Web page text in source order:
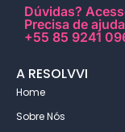
Dúvidas?
Precisa de
+55 85 9241
A RESOLVVI
Home
Sobre Nós